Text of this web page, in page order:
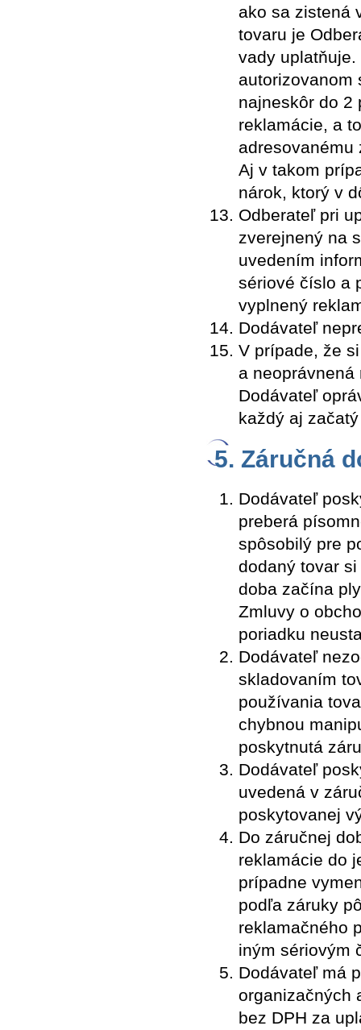
ako sa zistená
tovaru je
vady
autorizovanom
najneskôr do 2
reklamácie, a
adresovanému
Aj v takom
nárok, ktorý v
Odberateľ pri
zverejnený na
uvedením
sériové číslo a
vyplnený
Dodávateľ
V prípade, že
a
Dodávateľ
každý aj
5. Záručná
Dodávateľ
preberá
spôsobilý pre
dodaný tovar
doba začína
Zmluvy o
poriadku
Dodávateľ
skladovaním
používania
chybnou
poskytnutá
Dodávateľ
uvedená v
poskytovanej
Do záručnej
reklamácie do
prípadne
podľa záruky
reklamačného
iným sériovým
Dodávateľ má
organizačných
bez DPH za